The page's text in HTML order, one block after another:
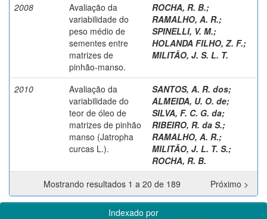
2008
Avaliação da
variabilidade do
peso médio de
sementes entre
matrizes de
pinhão-manso.
ROCHA, R. B.;
RAMALHO, A. R.;
SPINELLI, V. M.;
HOLANDA FILHO, Z. F.;
MILITÃO, J. S. L. T.
2010
Avaliação da
variabilidade do
teor de óleo de
matrizes de pinhão
manso (Jatropha
curcas L.).
SANTOS, A. R. dos;
ALMEIDA, U. O. de;
SILVA, F. C. G. da;
RIBEIRO, R. da S.;
RAMALHO, A. R.;
MILITÃO, J. L. T. S.;
ROCHA, R. B.
Mostrando resultados 1 a 20 de 189
Próximo >
Indexado por